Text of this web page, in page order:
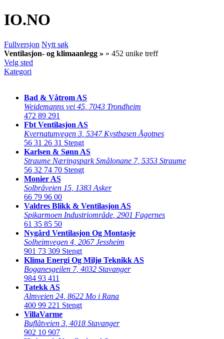
IO.NO
Fullversjon Nytt søk
Ventilasjon- og klimaanlegg » » 452 unike treff
Velg sted
Kategori
Bad & Våtrom AS
Weidemanns vei 45 7043 Trondheim
472 89 291
Fbt Ventilasjon AS
Kvernatunvegen 3 5347 Kystbasen Ågotnes
56 31 26 31 Stengt
Karlsen & Sønn AS
Straume Næringspark Smålonane 7, 5353 Straume
56 32 74 70 Stengt
Monier AS
Solbråveien 15 1383 Asker
66 79 96 00
Valdres Blikk & Ventilasjon AS
Spikarmoen Industriområde 2901 Fagernes
61 35 85 50
Nygård Ventilasjon Og Montasje
Solheimvegen 4 2067 Jessheim
901 73 309 Stengt
Klima Energi Og Miljø Teknikk AS
Boganesgeilen 7, 4032 Stavanger
984 93 411
Tatekk AS
Almveien 24 8622 Mo i Rana
400 99 221 Stengt
VillaVarme
Buflåtveien 3 4018 Stavanger
902 10 907